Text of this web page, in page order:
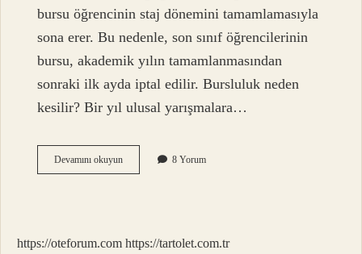
bursu öğrencinin staj dönemini tamamlamasıyla
sona erer. Bu nedenle, son sınıf öğrencilerinin
bursu, akademik yılın tamamlanmasından
sonraki ilk ayda iptal edilir. Bursluluk neden
kesilir? Bir yıl ulusal yarışmalara…
Devamını okuyun12
Sınıf
Kesilir
8 Yorum
https://oteforum.com https://tartolet.com.tr